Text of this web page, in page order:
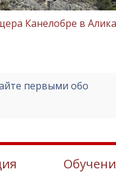
Канелобре в
первыми обо